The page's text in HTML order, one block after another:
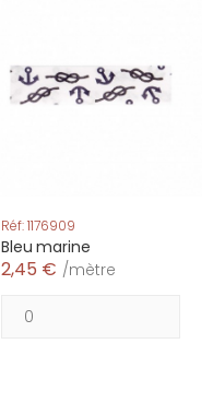
Réf: 1176909
Bleu marine
2,45 € /mètre